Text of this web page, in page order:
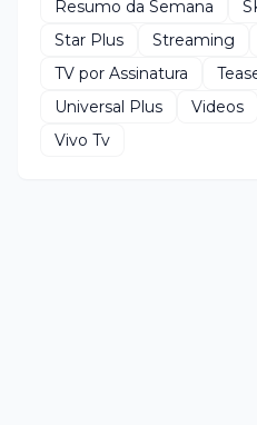
Resumo da Semana
Star Plus
Streaming
TV por Assinatura
Universal Plus
Videos
Vivo Tv